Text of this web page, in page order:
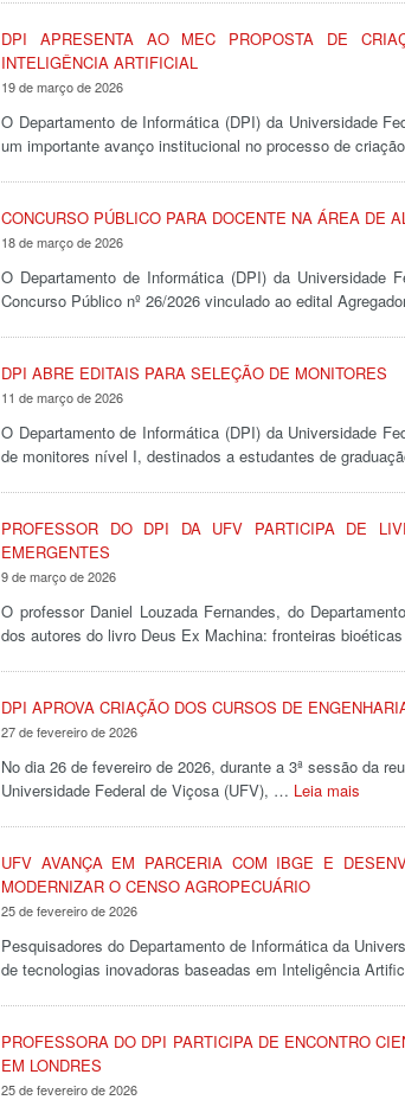
DPI APRESENTA AO MEC PROPOSTA DE
INTELIGÊNCIA ARTIFICIAL
19 de março de 2026
O Departamento de Informática (DPI) da Universidade
um importante avanço institucional no processo de
CONCURSO PÚBLICO PARA DOCENTE NA ÁREA DE
18 de março de 2026
O Departamento de Informática (DPI) da Universidade
Concurso Público nº 26/2026 vinculado ao edital
DPI ABRE EDITAIS PARA SELEÇÃO DE MONITORES
11 de março de 2026
O Departamento de Informática (DPI) da Universidade
de monitores nível I, destinados a estudantes de
PROFESSOR DO DPI DA UFV PARTICIPA DE
EMERGENTES
9 de março de 2026
O professor Daniel Louzada Fernandes, do
dos autores do livro Deus Ex Machina: fronteiras
DPI APROVA CRIAÇÃO DOS CURSOS DE
27 de fevereiro de 2026
No dia 26 de fevereiro de 2026, durante a 3ª sessão da
Universidade Federal de Viçosa (UFV), … Leia mais
UFV AVANÇA EM PARCERIA COM IBGE E
MODERNIZAR O CENSO AGROPECUÁRIO
25 de fevereiro de 2026
Pesquisadores do Departamento de Informática da
de tecnologias inovadoras baseadas em Inteligência
PROFESSORA DO DPI PARTICIPA DE ENCONTRO
EM LONDRES
25 de fevereiro de 2026